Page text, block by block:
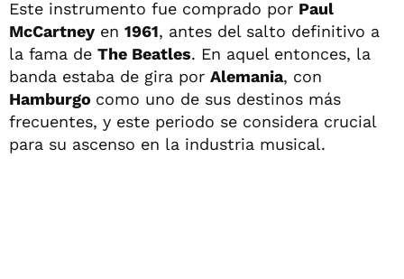
Este instrumento fue comprado por Paul
McCartney en 1961, antes del salto definitivo a
la fama de The Beatles. En aquel entonces, la
banda estaba de gira por Alemania, con
Hamburgo como uno de sus destinos más
frecuentes, y este periodo se considera crucial
para su ascenso en la industria musical.